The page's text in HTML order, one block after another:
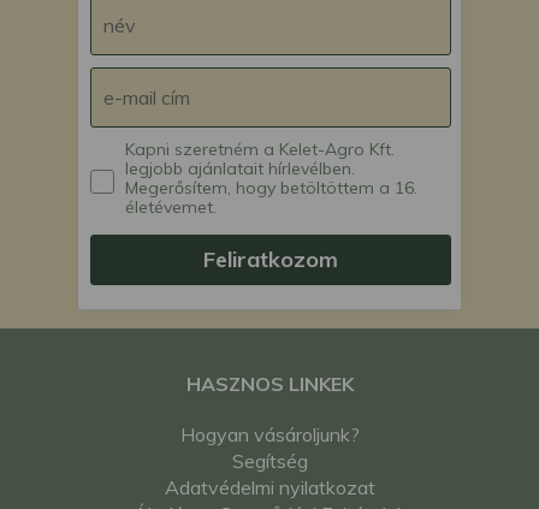
Kapni szeretném a Kelet-Agro Kft.
legjobb ajánlatait hírlevélben.
Megerősítem, hogy betöltöttem a 16.
életévemet.
Feliratkozom
HASZNOS LINKEK
Hogyan vásároljunk?
Segítség
Adatvédelmi nyilatkozat